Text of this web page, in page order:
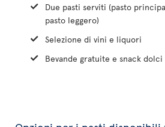
Due pasti serviti (pasto
pasto leggero)
Selezione di vini e liquori
Bevande gratuite e snack dolci